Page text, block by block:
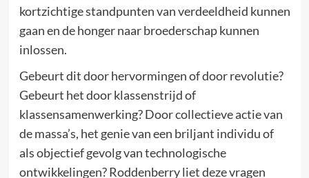
kortzichtige standpunten van verdeeldheid kunnen
gaan en de honger naar broederschap kunnen
inlossen.
Gebeurt dit door hervormingen of door revolutie?
Gebeurt het door klassenstrijd of
klassensamenwerking? Door collectieve actie van
de massa’s, het genie van een briljant individu of
als objectief gevolg van technologische
ontwikkelingen? Roddenberry liet deze vragen